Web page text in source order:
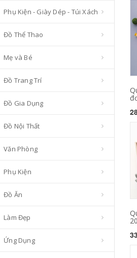
Phụ Kiện - Giày Dép - Túi Xách
Đồ Thể Thao
Mẹ và Bé
Đồ Trang Trí
Đồ Gia Dụng
Đồ Nội Thất
Văn Phòng
Phụ Kiện
Đồ Ăn
Làm Đẹp
Ứng Dụng